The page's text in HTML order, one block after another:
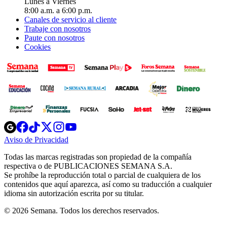
8:00 a.m. a 6:00 p.m.
Canales de servicio al cliente
Trabaje con nosotros
Paute con nosotros
Cookies
Opens
in
new
Opens
in
new
Opens
in
new
window
Opens
new
windowwindow
Aviso de Privacidad
new
window
Todas las marcas registradas son propiedad de la compañía
respectiva o de PUBLICACIONES SEMANA S.A.
Se prohíbe la reproducción total o parcial de cualquiera de los
contenidos que aquí aparezca, así como su traducción a cualquier
idioma sin autorización escrita por su titular.
© 2026 Semana. Todos los derechos reservados.